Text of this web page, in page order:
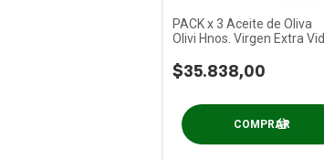
PACK x 3 Aceite de Oliva
Olivi Hnos. Virgen Extra Vid
$35.838,00